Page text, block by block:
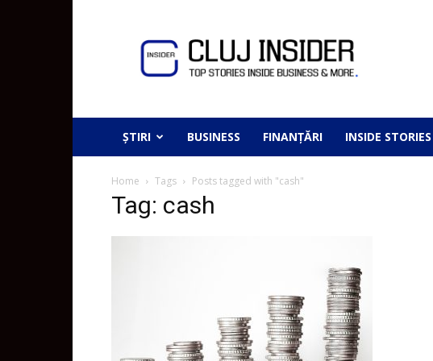
ȘTIRI BUSINESS FINANȚĂRI INSIDE STORIES
Home Tags Posts tagged with "cash"
Tag: cash